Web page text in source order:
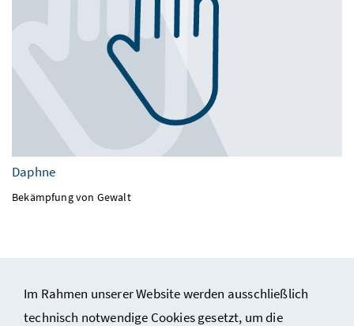
Im Rahmen unserer Website werden ausschließlich
technisch notwendige Cookies gesetzt, um die
Daphne
Bekämpfung von Gewalt